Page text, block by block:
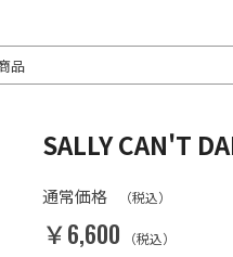
SALLY CAN'T
通常価格 （税込）
￥6,600 （税込）